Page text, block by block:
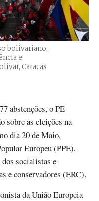
bolivariano,
e
Caracas
abstenções, o PE
sobre as eleições na
dia 20 de Maio,
Europeu (PPE),
socialistas e
e conservadores (ERC).
da União Europeia